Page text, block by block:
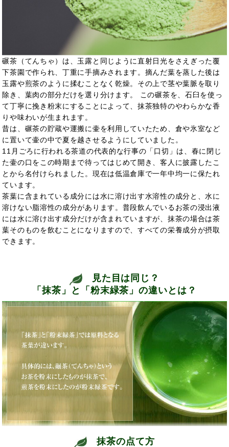
碾茶（てんちゃ）は、玉露と同じように直射日光をさえぎった覆
下茶園で作られ、丁重に手摘みされます。摘んだ葉を蒸した後は
玉露や煎茶のように揉むことなく乾燥。その上で茎や葉脈を取り
除き、葉肉の部分だけを選り分けます。 この碾茶を、石臼を使っ
て丁寧に挽き粉末にすることによって、抹茶独特のやわらかな香
りや味わいが生まれます。
昔は、碾茶の貯蔵や運搬に壷を利用していたため、倉や氷室など
に置いて壷の中で夏を越させるようにしていました。
11月ごろに行われる茶道の代表的な行事の「口切」は、春に閉じ
た壷の口をこの時期まで待ってはじめて開き、客人に披露したこ
とから名付けられました。現在は低温倉庫で一年中均一に保たれ
ています。
茶葉に含まれている成分には水に溶け出す水溶性の成分と、水に
溶けない脂溶性の成分があります。普段飲んでいるお茶の浸出液
には水に溶け出す成分だけが含まれていますが、抹茶の場合は茶
葉そのものを飲むことになりますので、すべての栄養成分が摂取
できます。
見た目は同じ？
「抹茶」と「粉末緑茶」の違いとは？
抹茶の点て方